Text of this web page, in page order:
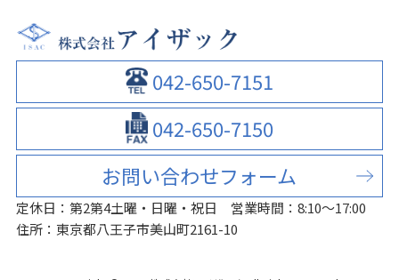
042-650-7151
042-650-7150
お問い合わせフォーム
定休日：第2第4土曜・日曜・祝日
営業時間：8:10～17:00
住所：東京都八王子市美山町2161-10